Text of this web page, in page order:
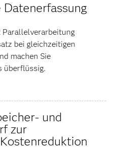
Parallelverarbeitung
bei gleichzeitigen
machen Sie
überflüssig.
und
zur